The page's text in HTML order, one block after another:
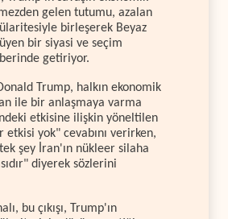
gelen tutumu, azalan
birleşerek Beyaz
bir siyasi ve seçim
getiriyor.
Trump, halkın ekonomik
ile bir anlaşmaya varma
etkisine ilişkin yöneltilen
etkisi yok" cevabını verirken,
şey İran'ın nükleer silaha
diyerek sözlerini
bu çıkışı, Trump'ın